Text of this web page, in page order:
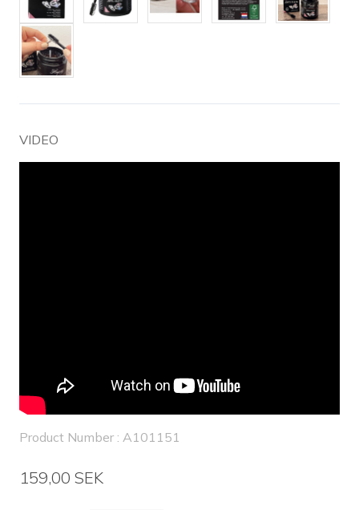
VIDEO
Product Number : A101151
159,00 SEK